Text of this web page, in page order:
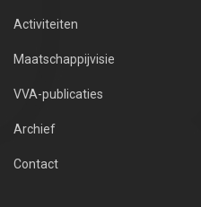
Activiteiten
Maatschappijvisie
VVA-publicaties
Archief
Contact